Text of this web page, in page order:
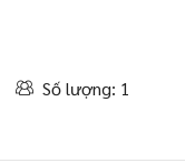
Số lượng: 1